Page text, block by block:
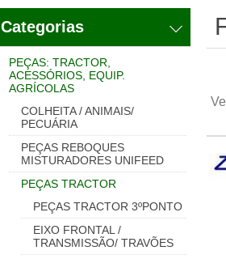
Categorias
PEÇAS: TRACTOR,
ACESSÓRIOS, EQUIP.
AGRÍCOLAS
COLHEITA / ANIMAIS/
PECUÁRIA
PEÇAS REBOQUES
MISTURADORES UNIFEED
PEÇAS TRACTOR
PEÇAS TRACTOR 3ºPONTO
EIXO FRONTAL /
TRANSMISSÃO/ TRAVÕES